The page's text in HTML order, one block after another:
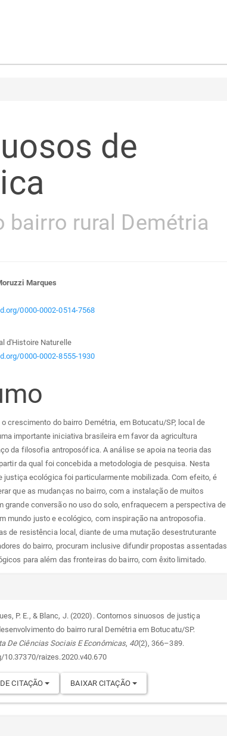
de
bairro rural Demétria
Marques
0000-0002-0514-7568
d'Histoire Naturelle
0000-0002-8555-1930
crescimento do bairro Demétria, em Botucatu/SP, local de
importante iniciativa brasileira em favor da agricultura
da filosofia antroposófica. A análise se apoia na teoria das
da qual foi concebida a metodologia de pesquisa. Nesta
justiça ecológica foi particularmente mobilizada. Com efeito, é
que as mudanças no bairro, com a instalação de muitos
grande conversão no uso do solo, enfraquecem a perspectiva de
mundo justo e ecológico, com inspiração na antroposofia.
de resistência local, diante de uma mutação desestruturante
do bairro, procuram inclusive difundir propostas assentadas
para além das fronteiras do bairro, com êxito limitado.
P. E., & Blanc, J. (2020). Contornos sinuosos de justiça
do bairro rural Demétria em Botucatu/SP.
De Ciências Sociais E Econômicas, 40(2), 366–389.
10.37370/raizes.2020.v40.670
CITAÇÃO BAIXAR CITAÇÃO